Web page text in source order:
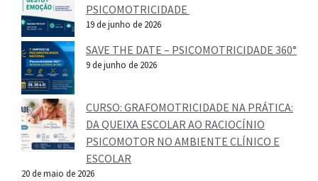
PSICOMOTRICIDADE
19 de junho de 2026
SAVE THE DATE – PSICOMOTRICIDADE 360°
9 de junho de 2026
CURSO: GRAFOMOTRICIDADE NA PRÁTICA:
DA QUEIXA ESCOLAR AO RACIOCÍNIO
PSICOMOTOR NO AMBIENTE CLÍNICO E
ESCOLAR
20 de maio de 2026